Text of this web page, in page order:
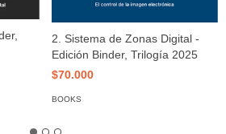
2. Sistema de Zonas Digital -
Edición Binder, Trilogía 2025
$70.000
BOOKS